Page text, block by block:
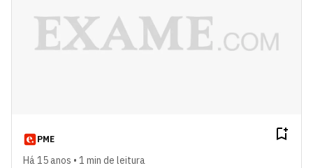
PME
Há 15 anos • 1 min de leitura